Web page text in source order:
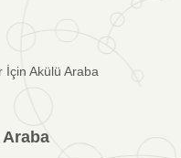
İçin Akülü Araba